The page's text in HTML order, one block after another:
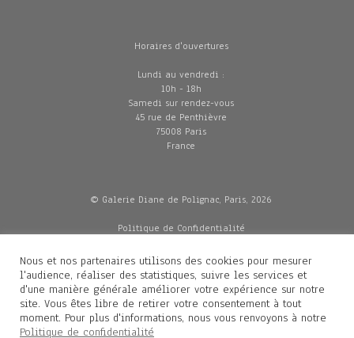
Horaires d'ouvertures
Lundi au vendredi :
10h - 18h
Samedi sur rendez-vous
45 rue de Penthièvre
75008 Paris
France
© Galerie Diane de Polignac, Paris, 2026
Politique de Confidentialité
Mentions légales
Livraisons
Contacts
Nous et nos partenaires utilisons des cookies pour mesurer
l'audience, réaliser des statistiques, suivre les services et
d'une manière générale améliorer votre expérience sur notre
site. Vous êtes libre de retirer votre consentement à tout
moment. Pour plus d'informations, nous vous renvoyons à notre
Politique de confidentialité